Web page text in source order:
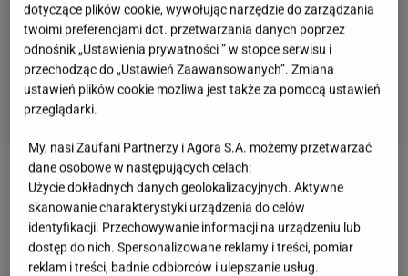
Te piosenki huczały na każdym weselu w PRL-u!
Znasz ich teksty? Sprawdź
Jak dobrze pamiętasz polskie seriale sprzed lat?
Sprawdź się!
dotyczące plików cookie, wywołując narzędzie do zarządzania
twoimi preferencjami dot. przetwarzania danych poprzez
odnośnik „Ustawienia prywatności ” w stopce serwisu i
przechodząc do „Ustawień Zaawansowanych”. Zmiana
ustawień plików cookie możliwa jest także za pomocą ustawień
przeglądarki.
My, nasi Zaufani Partnerzy i Agora S.A. możemy przetwarzać
dane osobowe w następujących celach:
Użycie dokładnych danych geolokalizacyjnych. Aktywne
skanowanie charakterystyki urządzenia do celów
identyfikacji. Przechowywanie informacji na urządzeniu lub
dostęp do nich. Spersonalizowane reklamy i treści, pomiar
reklam i treści, badnie odbiorców i ulepszanie usług.